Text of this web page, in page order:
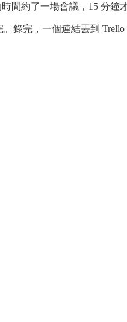
間約了一場會議，15 分鐘才
錄完，一個連結丟到